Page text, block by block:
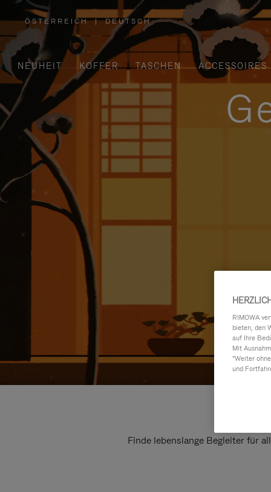
ÖSTERREICH
,
WÄHLEN
SIE
IHRE
REGION
AUS
| DEUTSCH
NEUHEIT KOFFER TASCHEN ACCESSOIRES
Finde lebenslange Begleiter für
RIMOWA
bieten, den
auf Ihre
Mit
"Weiter
und